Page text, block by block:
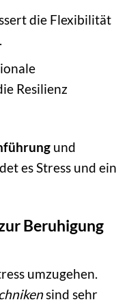
die Flexibilität
Resilienz
und
es Stress und ein
Beruhigung
umzugehen.
sind sehr